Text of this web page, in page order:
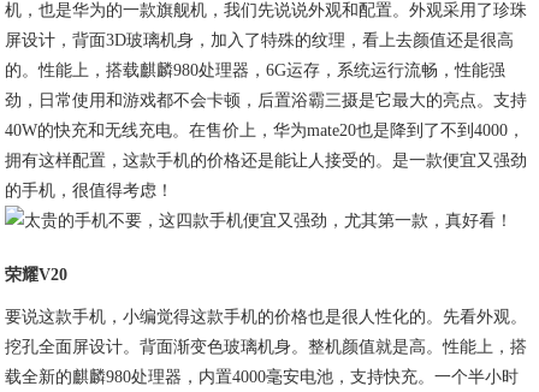
机，也是华为的一款旗舰机，我们先说说外观和配置。外观采用了珍珠
屏设计，背面3D玻璃机身，加入了特殊的纹理，看上去颜值还是很高
的。性能上，搭载麒麟980处理器，6G运存，系统运行流畅，性能强
劲，日常使用和游戏都不会卡顿，后置浴霸三摄是它最大的亮点。支持
40W的快充和无线充电。在售价上，华为mate20也是降到了不到4000，
拥有这样配置，这款手机的价格还是能让人接受的。是一款便宜又强劲
的手机，很值得考虑！
荣耀V20
要说这款手机，小编觉得这款手机的价格也是很人性化的。先看外观。
挖孔全面屏设计。背面渐变色玻璃机身。整机颜值就是高。性能上，搭
载全新的麒麟980处理器，内置4000毫安电池，支持快充。一个半小时